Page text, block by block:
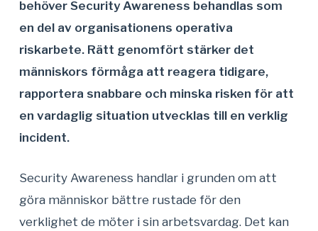
behöver Security Awareness behandlas som
en del av organisationens operativa
riskarbete. Rätt genomfört stärker det
människors förmåga att reagera tidigare,
rapportera snabbare och minska risken för att
en vardaglig situation utvecklas till en verklig
incident.
Security Awareness handlar i grunden om att
göra människor bättre rustade för den
verklighet de möter i sin arbetsvardag. Det kan